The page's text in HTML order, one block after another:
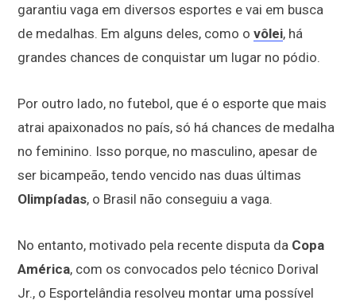
garantiu vaga em diversos esportes e vai em busca
de medalhas. Em alguns deles, como o vôlei, há
grandes chances de conquistar um lugar no pódio.
Por outro lado, no futebol, que é o esporte que mais
atrai apaixonados no país, só há chances de medalha
no feminino. Isso porque, no masculino, apesar de
ser bicampeão, tendo vencido nas duas últimas
Olimpíadas, o Brasil não conseguiu a vaga.
No entanto, motivado pela recente disputa da Copa
América, com os convocados pelo técnico Dorival
Jr., o Esportelândia resolveu montar uma possível